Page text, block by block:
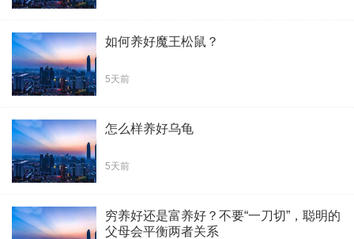
如何养好魔王松鼠？
5天前
怎么样养好乌龟
5天前
穷养好还是富养好？不要“一刀切”，聪明的
父母会平衡两者关系